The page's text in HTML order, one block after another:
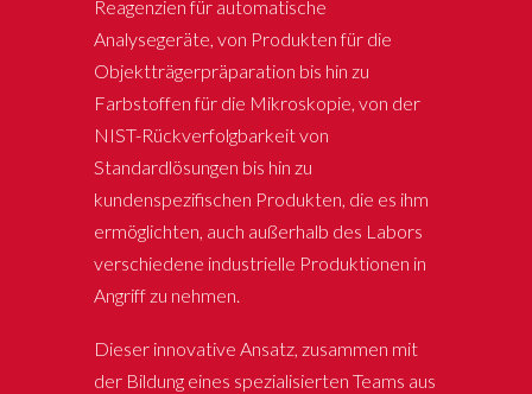
Reagenzien für automatische
Analysegeräte, von Produkten für die
Objektträgerpräparation bis hin zu
Farbstoffen für die Mikroskopie, von der
NIST-Rückverfolgbarkeit von
Standardlösungen bis hin zu
kundenspezifischen Produkten, die es ihm
ermöglichten, auch außerhalb des Labors
verschiedene industrielle Produktionen in
Angriff zu nehmen.
Dieser innovative Ansatz, zusammen mit
der Bildung eines spezialisierten Teams aus